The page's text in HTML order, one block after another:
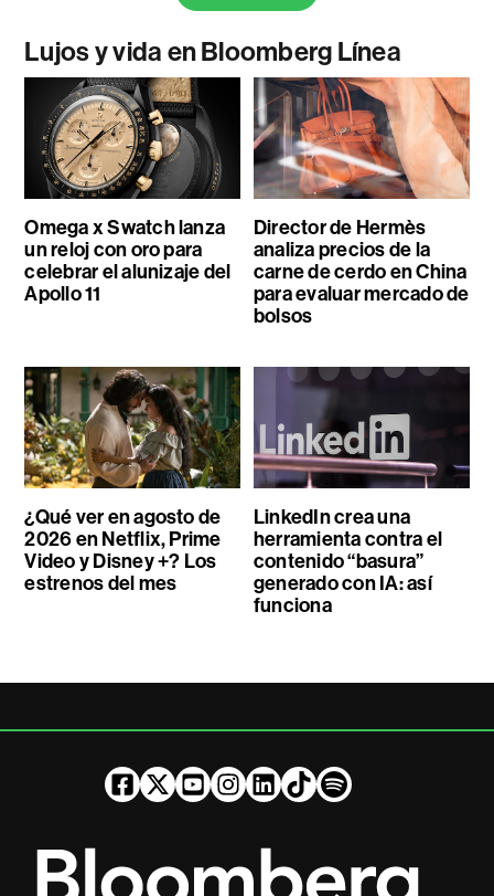
Lujos y vida en Bloomberg Línea
Omega x Swatch lanza
un reloj con oro para
celebrar el alunizaje del
Apollo 11
Director de Hermès
analiza precios de la
carne de cerdo en China
para evaluar mercado de
bolsos
¿Qué ver en agosto de
2026 en Netflix, Prime
Video y Disney +? Los
estrenos del mes
LinkedIn crea una
herramienta contra el
contenido “basura”
generado con IA: así
funciona